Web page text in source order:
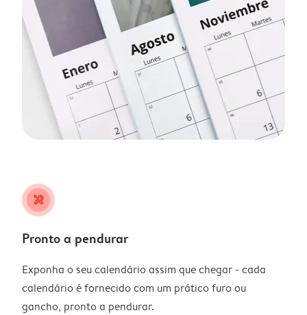
tools
Pronto a pendurar
Exponha o seu calendário assim que chegar - cada
calendário é fornecido com um prático furo ou
gancho, pronto a pendurar.